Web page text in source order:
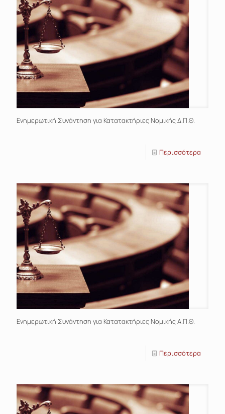
Ενημερωτική Συνάντηση για Κατατακτήριες Νομικής Δ.Π.Θ.
Περισσότερα
Ενημερωτική Συνάντηση για Κατατακτήριες Νομικής Α.Π.Θ.
Περισσότερα